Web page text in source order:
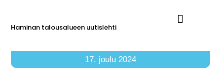
Haminan talousalueen uutislehti
17. joulu 2024